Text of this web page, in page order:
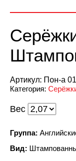
Артикул: Пон-а
Категория:
Вес
Группа:
Вид: